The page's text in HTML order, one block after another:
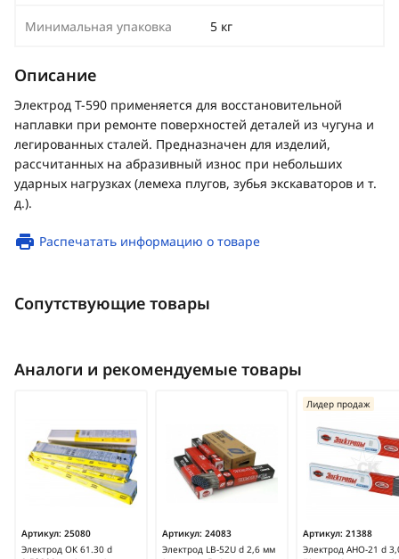
Минимальная упаковка 5 кг
Описание
Электрод Т-590 применяется для восстановительной
наплавки при ремонте поверхностей деталей из чугуна и
легированных сталей. Предназначен для изделий,
рассчитанных на абразивный износ при небольших
ударных нагрузках (лемеха плугов, зубья экскаваторов и т.
д.).
Распечатать информацию о товаре
Сопутствующие товары
Аналоги и рекомендуемые товары
Артикул: 25080
Электрод ОК 61.30 d
Артикул: 24083
Электрод LB-52U d 2,6 мм
Артикул: 21388
Электрод АНО-21 d
Лидер продаж